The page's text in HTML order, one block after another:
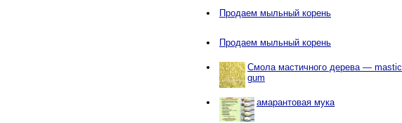
Продаем мыльный корень
Продаем мыльный корень
Смола мастичного дерева — mastic
gum
амарантовая мука